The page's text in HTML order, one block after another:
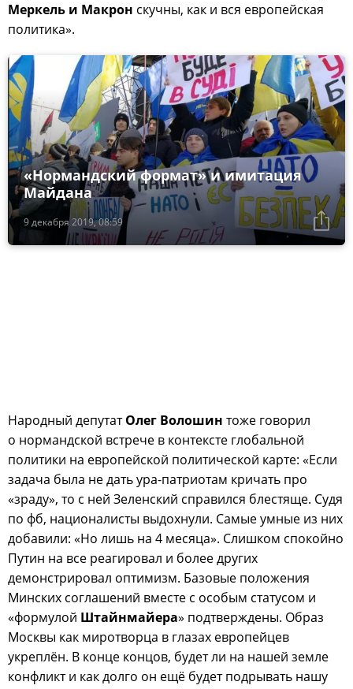
Меркель и Макрон скучны, как и вся европейская
политика».
9 декабря 2019, 08:59
«Нормандский формат» и имитация
Майдана
Народный депутатОлег Волошин тоже говорил
о нормандской встрече в контексте глобальной
политики на европейской политической карте: «Если
задача была не дать ура-патриотам кричать про
«зраду», то с ней Зеленский справился блестяще. Судя
по фб, националисты выдохнули. Самые умные из них
добавили: «Но лишь на 4 месяца». Слишком спокойно
Путин на все реагировал и более других
демонстрировал оптимизм. Базовые положения
Минских соглашений вместе с особым статусом и
«формулой Штайнмайера» подтверждены. Образ
Москвы как миротворца в глазах европейцев
укреплён. В конце концов, будет ли на нашей земле
конфликт и как долго он ещё будет подрывать нашу